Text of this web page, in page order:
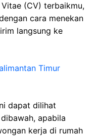
(CV) terbaikmu,
cara menekan
langsung ke
Timur
dapat dilihat
apabila
kerja di rumah